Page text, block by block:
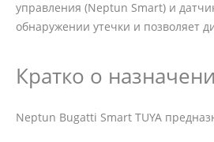
управления (Neptun Smart) и
обнаружении утечки и позволяет
Кратко о
Neptun Bugatti Smart TUYA